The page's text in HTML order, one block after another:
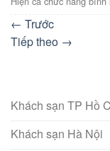
← Trước
Tiếp theo →
Khách sạn TP Hồ
Khách sạn Hà Nội